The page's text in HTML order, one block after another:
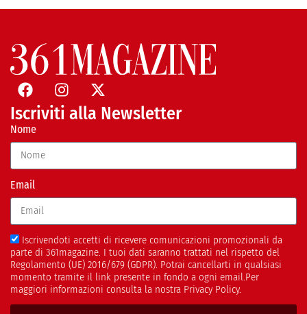
Iscriviti alla Newsletter
Nome
Email
Iscrivendoti accetti di ricevere comunicazioni promozionali da
parte di 361magazine. I tuoi dati saranno trattati nel rispetto del
Regolamento (UE) 2016/679 (GDPR). Potrai cancellarti in qualsiasi
momento tramite il link presente in fondo a ogni email.Per
maggiori informazioni consulta la nostra Privacy Policy.